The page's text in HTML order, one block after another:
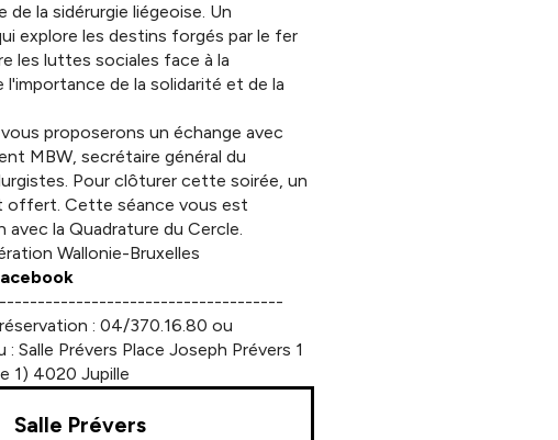
la sidérurgie liégeoise. Un
explore les destins forgés par le fer
les luttes sociales face à la
de la solidarité et de la
proposerons un échange avec
MBW, secrétaire général du
Pour clôturer cette soirée, un
offert. Cette séance vous est
la Quadrature du Cercle.
Wallonie-Bruxelles
: 04/370.16.80 ou
Salle Prévers Place Joseph Prévers 1
1) 4020 Jupille
Salle Prévers